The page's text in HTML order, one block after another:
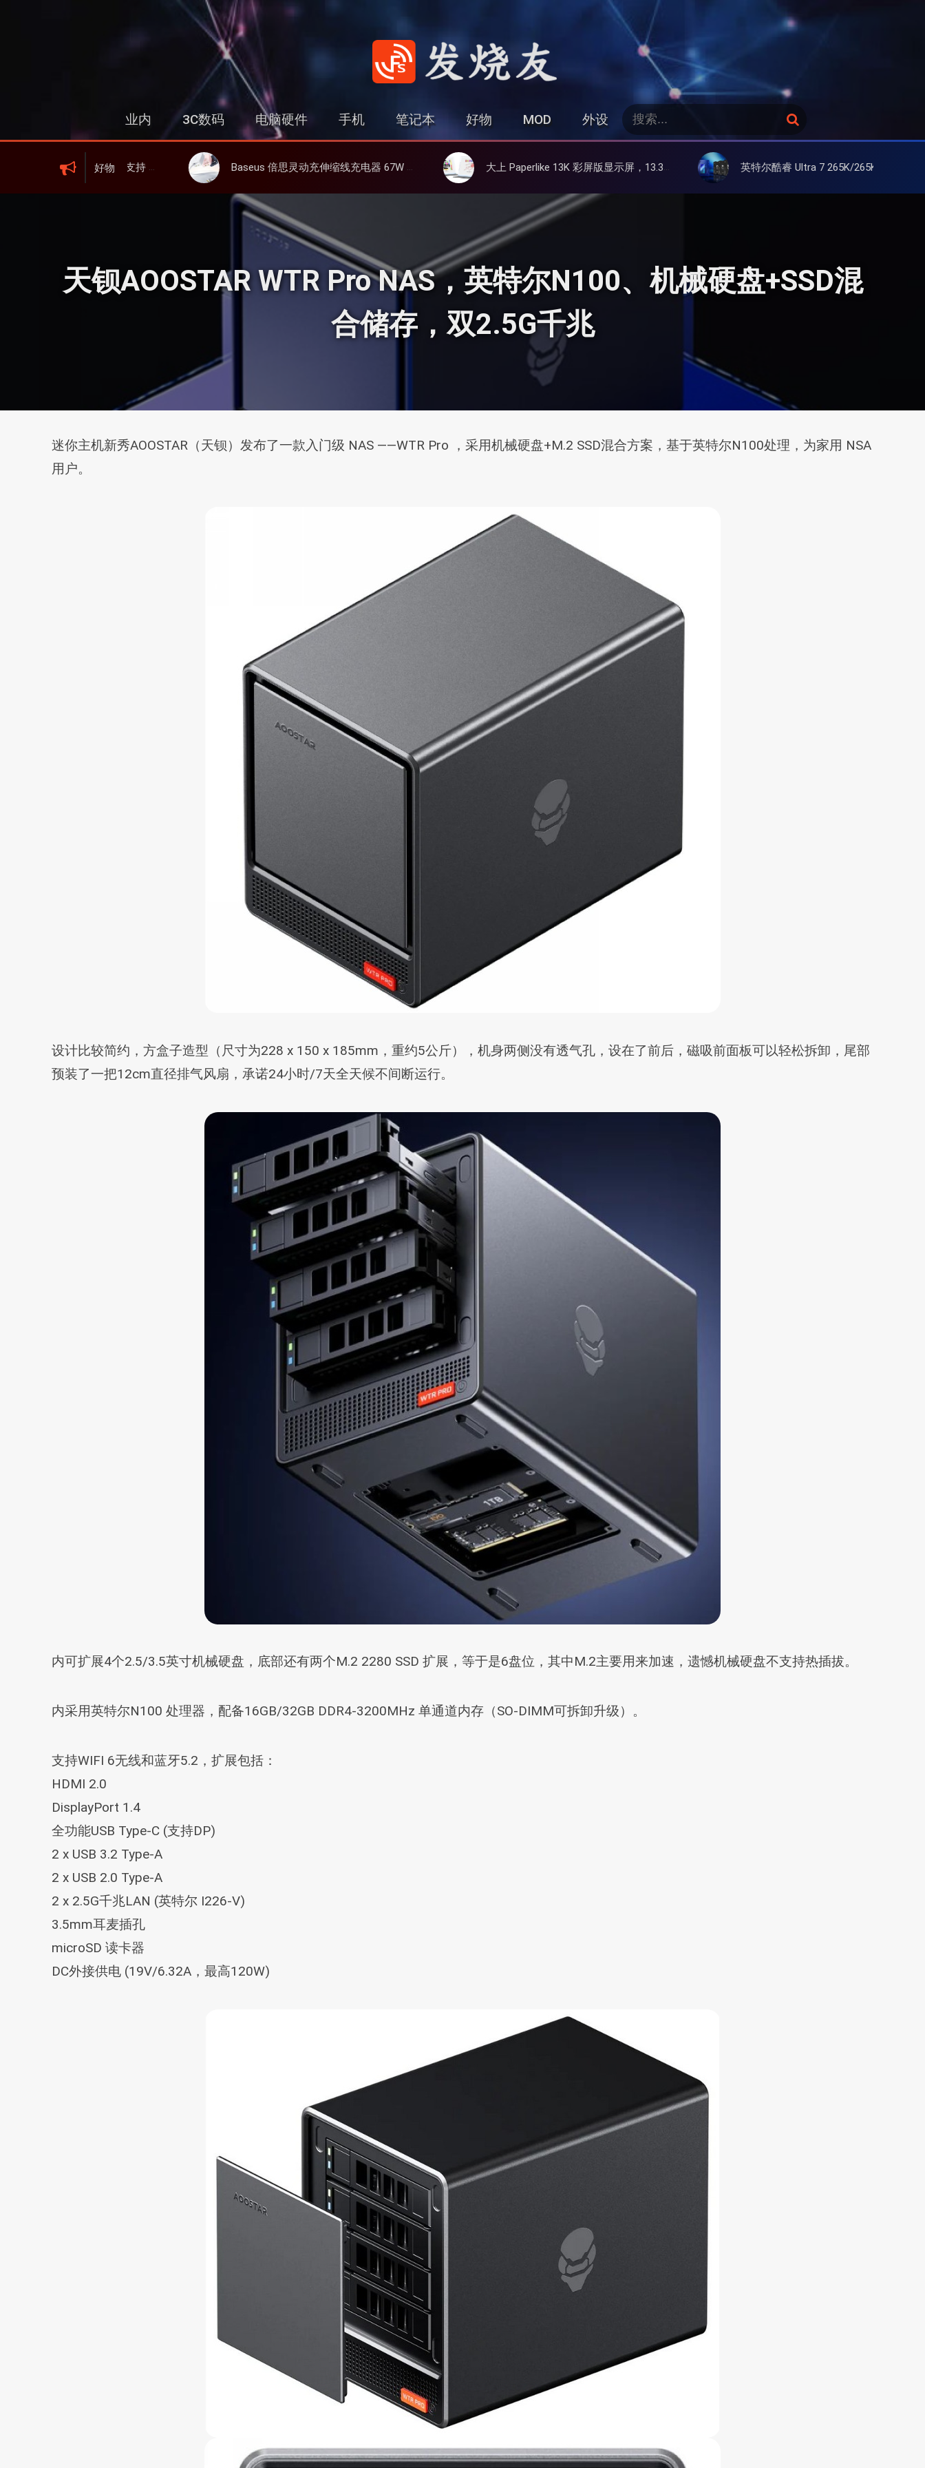
发烧友
业内 3C数码 电脑硬件 手机 笔记本 好物 MOD 外设
搜
索
：
搜
好物
显、6000mAh 电池、峰值下行2.0Gbps Baseus 倍思灵动充伸缩线充电器 67W 3C，超耐用可伸缩线、氮化镓、3C多设备同时充 大上 Paperlike 13K 彩屏版显示屏，13.3英寸高刷彩色墨水屏 英特尔酷睿 Ultra 7 265K/265KF 官降100美元促销，快和酷睿 Ultra 5 差不多了
天钡AOOSTAR WTR Pro NAS，英特尔N100、机械硬盘+SSD混
合储存，双2.5G千兆
迷你主机新秀AOOSTAR（天钡）发布了一款入门级 NAS ——WTR Pro ，采用机械硬盘+M.2 SSD混合方案，基于英特尔N100处理，为家用 NSA
用户。
设计比较简约，方盒子造型（尺寸为228 x 150 x 185mm，重约5公斤），机身两侧没有透气孔，设在了前后，磁吸前面板可以轻松拆卸，尾部
预装了一把12cm直径排气风扇，承诺24小时/7天全天候不间断运行。
内可扩展4个2.5/3.5英寸机械硬盘，底部还有两个M.2 2280 SSD 扩展，等于是6盘位，其中M.2主要用来加速，遗憾机械硬盘不支持热插拔。
内采用英特尔N100 处理器，配备16GB/32GB DDR4-3200MHz 单通道内存（SO-DIMM可拆卸升级）。
支持WIFI 6无线和蓝牙5.2，扩展包括：
HDMI 2.0
DisplayPort 1.4
全功能USB Type-C (支持DP)
2 x USB 3.2 Type-A
2 x USB 2.0 Type-A
2 x 2.5G千兆LAN (英特尔 I226-V)
3.5mm耳麦插孔
microSD 读卡器
DC外接供电 (19V/6.32A，最高120W)